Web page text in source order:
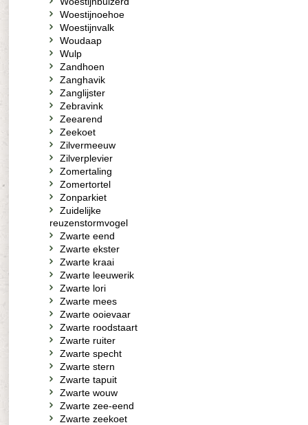
Woestijnoehoe
Woestijnvalk
Woudaap
Wulp
Zandhoen
Zanghavik
Zanglijster
Zebravink
Zeearend
Zeekoet
Zilvermeeuw
Zilverplevier
Zomertaling
Zomertortel
Zonparkiet
Zuidelijke
reuzenstormvogel
Zwarte eend
Zwarte ekster
Zwarte kraai
Zwarte leeuwerik
Zwarte lori
Zwarte mees
Zwarte ooievaar
Zwarte roodstaart
Zwarte ruiter
Zwarte specht
Zwarte stern
Zwarte tapuit
Zwarte wouw
Zwarte zee-eend
Zwarte zeekoet